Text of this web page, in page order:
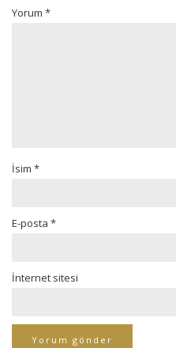
Yorum *
İsim *
E-posta *
İnternet sitesi